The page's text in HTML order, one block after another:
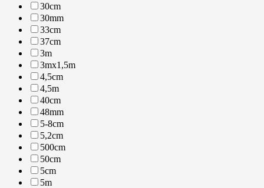
30cm
30mm
33cm
37cm
3m
3mx1,5m
4,5cm
4,5m
40cm
48mm
5-8cm
5,2cm
500cm
50cm
5cm
5m